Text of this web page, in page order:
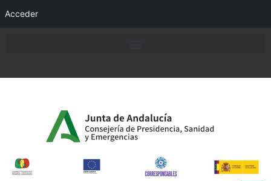
Acceder